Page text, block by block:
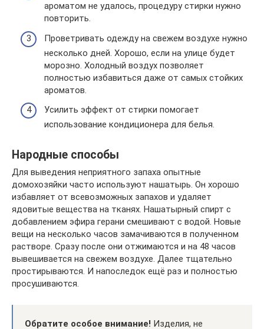
ароматом не удалось, процедуру стирки нужно
повторить.
Проветривать одежду на свежем воздухе нужно
несколько дней. Хорошо, если на улице будет
морозно. Холодный воздух позволяет
полностью избавиться даже от самых стойких
ароматов.
Усилить эффект от стирки помогает
использование кондиционера для белья.
Народные способы
Для выведения неприятного запаха опытные
домохозяйки часто используют нашатырь. Он хорошо
избавляет от всевозможных запахов и удаляет
ядовитые вещества на тканях. Нашатырный спирт с
добавлением эфира герани смешивают с водой. Новые
вещи на несколько часов замачиваются в полученном
растворе. Сразу после они отжимаются и на 48 часов
вывешивается на свежем воздухе. Далее тщательно
простирываются. И напоследок ещё раз и полностью
просушиваются.
Обратите особое внимание! Изделия, не